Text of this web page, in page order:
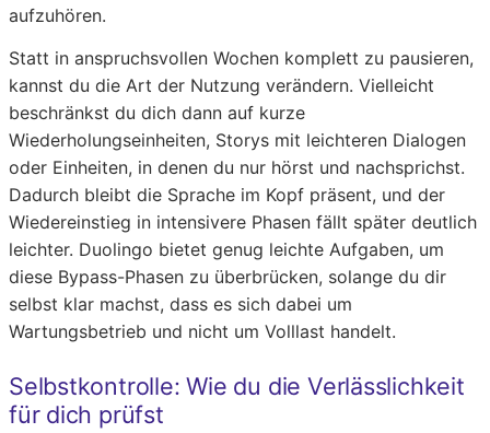
aufzuhören.
Statt in anspruchsvollen Wochen komplett zu pausieren,
kannst du die Art der Nutzung verändern. Vielleicht
beschränkst du dich dann auf kurze
Wiederholungseinheiten, Storys mit leichteren Dialogen
oder Einheiten, in denen du nur hörst und nachsprichst.
Dadurch bleibt die Sprache im Kopf präsent, und der
Wiedereinstieg in intensivere Phasen fällt später deutlich
leichter. Duolingo bietet genug leichte Aufgaben, um
diese Bypass-Phasen zu überbrücken, solange du dir
selbst klar machst, dass es sich dabei um
Wartungsbetrieb und nicht um Volllast handelt.
Selbstkontrolle: Wie du die Verlässlichkeit
für dich prüfst